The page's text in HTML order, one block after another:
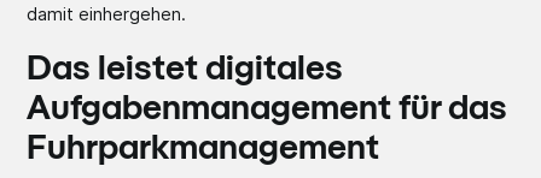
damit einhergehen.
Das leistet digitales
Aufgabenmanagement für das
Fuhrparkmanagement